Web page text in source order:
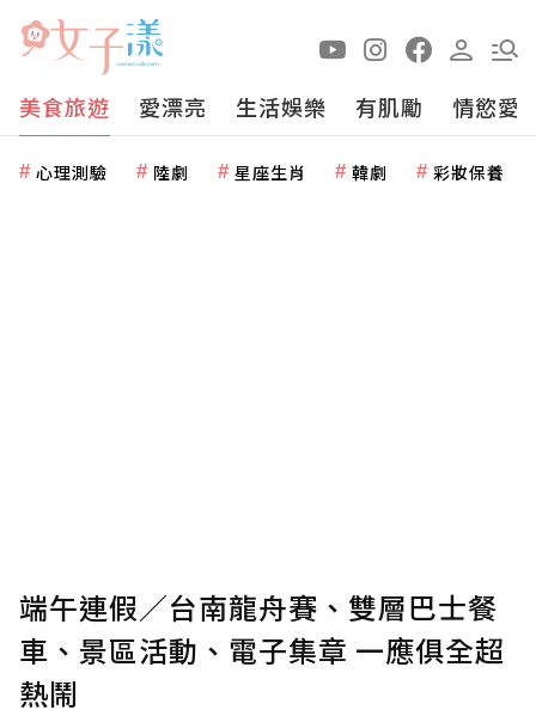
美食旅遊 愛漂亮 生活娛樂 有肌勵 情慾愛
心理測驗 陸劇 星座生肖 韓劇 彩妝保養
端午連假／台南龍舟賽、雙層巴士餐
車、景區活動、電子集章 一應俱全超
熱鬧